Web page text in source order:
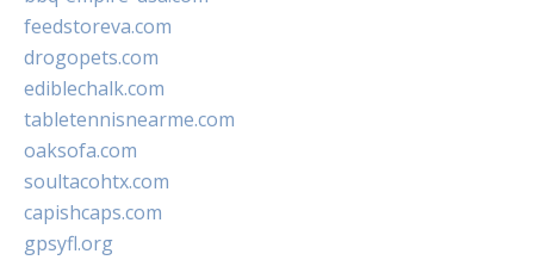
feedstoreva.com
drogopets.com
ediblechalk.com
tabletennisnearme.com
oaksofa.com
soultacohtx.com
capishcaps.com
gpsyfl.org